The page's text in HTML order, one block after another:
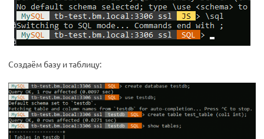
Создаём базу и таблицу: